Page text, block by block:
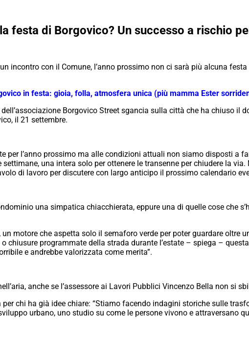
festa di Borgovico? Un successo a rischio
incontro con il Comune, l’anno prossimo non ci sarà più alcuna
in festa: gioia, folla, atmosfera unica (più mamma Ester
Borgovico Street sgancia sulla città che ha chiuso il
il 21 settembre.
per l’anno prossimo ma alle condizioni attuali non siamo disposti a
una intera solo per ottenere le transenne per chiudere la
di lavoro per discutere con largo anticipo il prossimo calendario
una simpatica chiacchierata, eppure una di quelle cose che
motore che aspetta solo il semaforo verde per poter guardare oltre
chiusure programmate della strada durante l’estate – spiega –
e andrebbe valorizzata come merita”.
anche se l’assessore ai Lavori Pubblici Vincenzo Bella non si
chi ha già idee chiare: “Stiamo facendo indagini storiche sulle
urbano, uno studio su come le persone vivono e attraversano